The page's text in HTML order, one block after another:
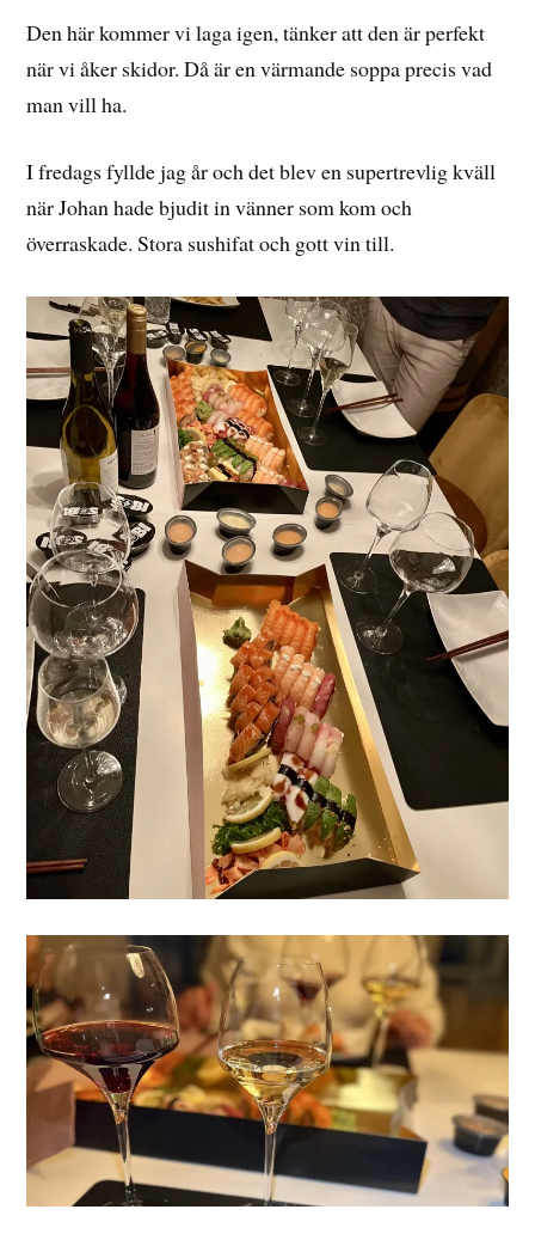
Den här kommer vi laga igen, tänker att den är perfekt
när vi åker skidor. Då är en värmande soppa precis vad
man vill ha.
I fredags fyllde jag år och det blev en supertrevlig kväll
när Johan hade bjudit in vänner som kom och
överraskade. Stora sushifat och gott vin till.